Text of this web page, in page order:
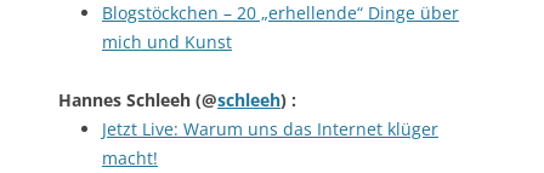
Blogstöckchen – 20 „erhellende“ Dinge über
mich und Kunst
Hannes Schleeh (@schleeh) :
Jetzt Live: Warum uns das Internet klüger
macht!